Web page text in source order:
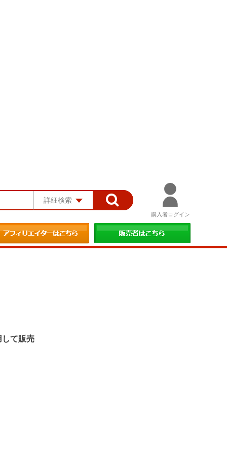
詳細検索
購入者ログイン
して販売